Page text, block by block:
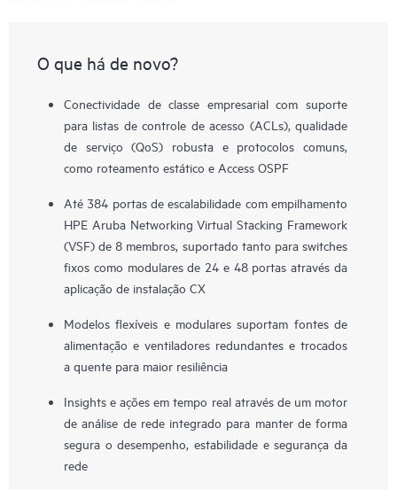
O que há de novo?
Conectividade de classe empresarial com suporte
para listas de controle de acesso (ACLs), qualidade
de serviço (QoS) robusta e protocolos comuns,
como roteamento estático e Access OSPF
Até 384 portas de escalabilidade com empilhamento
HPE Aruba Networking Virtual Stacking Framework
(VSF) de 8 membros, suportado tanto para switches
fixos como modulares de 24 e 48 portas através da
aplicação de instalação CX
Modelos flexíveis e modulares suportam fontes de
alimentação e ventiladores redundantes e trocados
a quente para maior resiliência
Insights e ações em tempo real através de um motor
de análise de rede integrado para manter de forma
segura o desempenho, estabilidade e segurança da
rede